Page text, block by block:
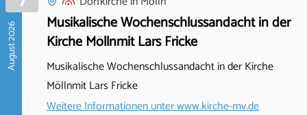
August 2026
Musikalische Wochenschlussandacht in der
Kirche Möllnmit Lars Fricke
Musikalische Wochenschlussandacht in der Kirche
Möllnmit Lars Fricke
Weitere Informationen unterwww.kirche-mv.de